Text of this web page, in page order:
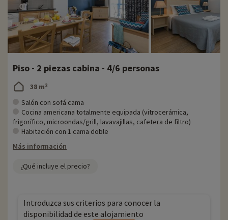
Piso - 2 piezas cabina - 4/6 personas
38 m²
Salón con sofá cama
Cocina americana totalmente equipada (vitrocerámica,
frigorífico, microondas/grill, lavavajillas, cafetera de filtro)
Habitación con 1 cama doble
Más información
¿Qué incluye el precio?
Introduzca sus criterios para conocer la
disponibilidad de este alojamiento